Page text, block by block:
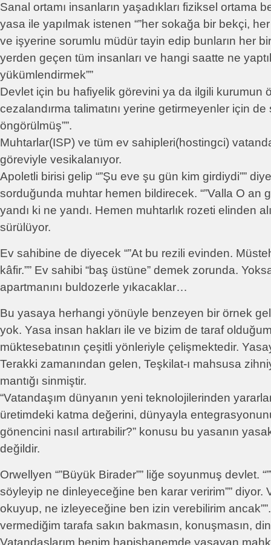
Sanal ortamı insanların yaşadıkları fiziksel ortama
yasa ile yapılmak istenen “”her sokağa bir bekçi,
ve işyerine sorumlu müdür tayin edip bunların her
yerden geçen tüm insanları ve hangi saatte ne
yükümlendirmek””
Devlet için bu hafiyelik görevini ya da ilgili kurumun
cezalandırma talimatını yerine getirmeyenler için
öngörülmüş””.
Muhtarlar(ISP) ve tüm ev sahipleri(hostingci)
göreviyle vesikalanıyor.
Apoletli birisi gelip “”Şu eve şu gün kim girdiydi””
sorduğunda muhtar hemen bildirecek. “”Valla O an
yandı ki ne yandı. Hemen muhtarlık rozeti elinden
sürülüyor.
Ev sahibine de diyecek “”At bu rezili evinden.
kâfir.”” Ev sahibi “baş üstüne” demek zorunda.
apartmanını buldozerle yıkacaklar…
Bu yasaya herhangi yönüyle benzeyen bir örnek
yok. Yasa insan hakları ile ve bizim de taraf
müktesebatının çeşitli yönleriyle çelişmektedir.
Terakki zamanından gelen, Teşkilat-ı mahsusa
mantığı sinmiştir.
“Vatandaşım dünyanın yeni teknolojilerinden
üretimdeki katma değerini, dünyayla
gönencini nasıl artırabilir?” konusu bu yasanın
değildir.
Orwellyen “”Büyük Birader”” liğe soyunmuş devlet.
söyleyip ne dinleyeceğine ben karar veririm”” diyor.
okuyup, ne izleyeceğine ben izin verebilirim ancak””.
vermediğim tarafa sakın bakmasın, konuşmasın,
Vatandaşlarım benim hapishanemde yaşayan